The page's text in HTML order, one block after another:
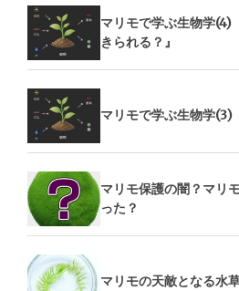
マリモで学ぶ生物学(4)
きられる？』
マリモで学ぶ生物学(3)
マリモ保護の闇？マリ
った？
マリモの天敵となる水